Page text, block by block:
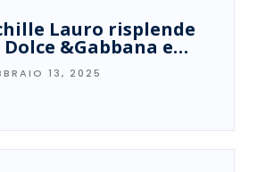
Lauro risplende
Dolce &Gabbana e…
13, 2025